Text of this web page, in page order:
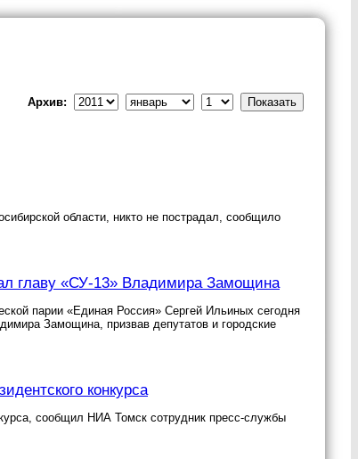
Архив:
области, никто не пострадал, сообщило
главу «СУ-13» Владимира Замощина
парии «Единая Россия» Сергей Ильиных сегодня
Замощина, призвав депутатов и городские
конкурса
сообщил НИА Томск сотрудник пресс-службы